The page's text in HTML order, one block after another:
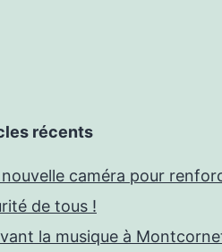
récents
caméra pour
de tous !
la musique à